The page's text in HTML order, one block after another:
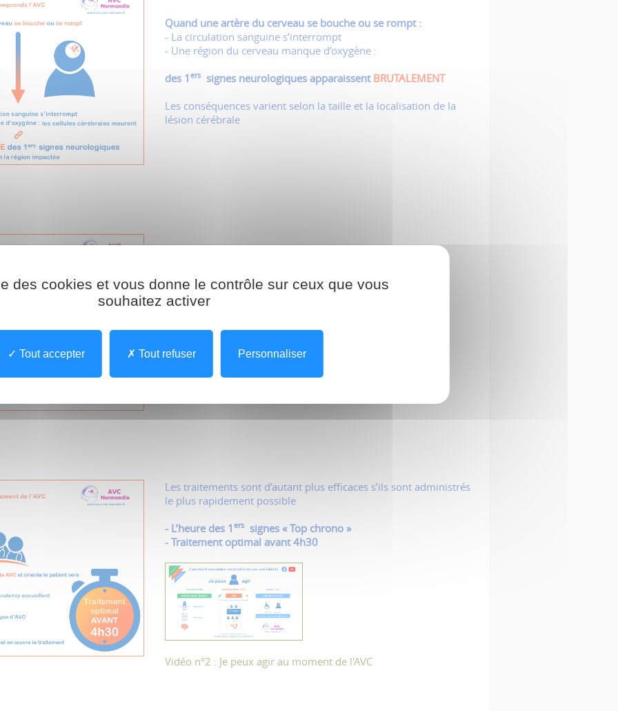
Quand une artère du cerveau se bouche ou se rompt :
- La circulation sanguine s’interrompt
- Une région du cerveau manque d’oxygène :
des 1 ers signes neurologiques apparaissent BRUTALEMENT
Les conséquences varient selon la taille et la localisation de la
lésion cérébrale
- Une déformation de la bouche
- Une faiblesse d’un côté du corps, bras ou jambe
Alerte AVC, je fais le 15
Le temps « facteur déterminant » dans la prise en charge de
Les traitements sont d’autant plus efficaces s’ils sont administrés
le plus rapidement possible
- L’heure des 1 ers signes «Top chrono »
- Traitement optimal avant 4h30
Vidéo n°2 : Je peux agir au moment de l'AVC
des cookies et vous donne le contrôle sur ceux que vous
souhaitez activer
Tout accepter Tout refuser Personnaliser